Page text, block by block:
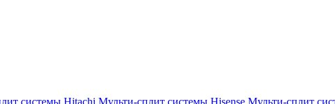
системы Hitachi Мульти-сплит системы Hisense Мульти-сплит